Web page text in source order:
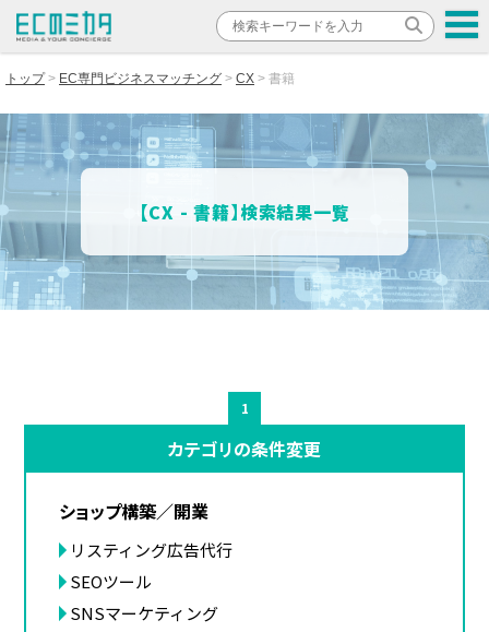
トップ EC専門ビジネスマッチング CX 書籍
【CX - 書籍】検索結果一覧
1
カテゴリの条件変更
ショップ構築／開業
リスティング広告代行
SEOツール
SNSマーケティング